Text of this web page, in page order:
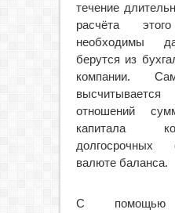
течение
расчёта
необходимы
берутся из
компании.
отношений
капитала
долгосрочных
валюте баланса.
С помощью